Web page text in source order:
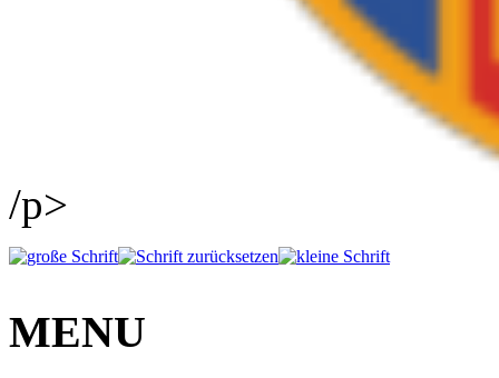
/p>
MENU